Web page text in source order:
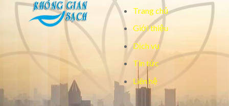
Trang chủ
Giới thiệu
Dịch vụ
Tin tức
Liên hệ